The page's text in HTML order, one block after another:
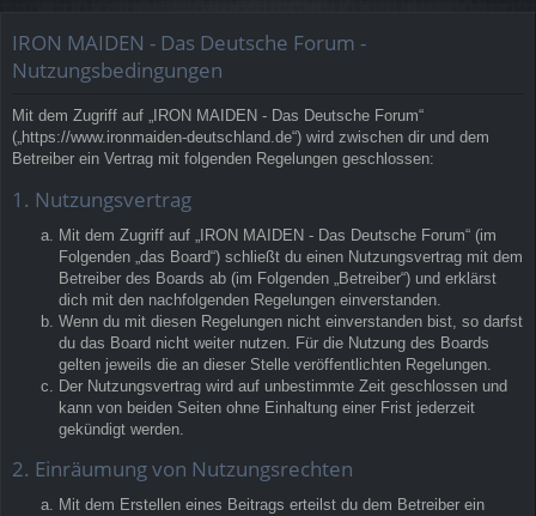
ug
rif
f
IRON MAIDEN - Das Deutsche Forum -
Nutzungsbedingungen
Mit dem Zugriff auf „IRON MAIDEN - Das Deutsche Forum“
(„https://www.ironmaiden-deutschland.de“) wird zwischen dir und dem
Betreiber ein Vertrag mit folgenden Regelungen geschlossen:
1. Nutzungsvertrag
Mit dem Zugriff auf „IRON MAIDEN - Das Deutsche Forum“ (im
Folgenden „das Board“) schließt du einen Nutzungsvertrag mit dem
Betreiber des Boards ab (im Folgenden „Betreiber“) und erklärst
dich mit den nachfolgenden Regelungen einverstanden.
Wenn du mit diesen Regelungen nicht einverstanden bist, so darfst
du das Board nicht weiter nutzen. Für die Nutzung des Boards
gelten jeweils die an dieser Stelle veröffentlichten Regelungen.
Der Nutzungsvertrag wird auf unbestimmte Zeit geschlossen und
kann von beiden Seiten ohne Einhaltung einer Frist jederzeit
gekündigt werden.
2. Einräumung von Nutzungsrechten
Mit dem Erstellen eines Beitrags erteilst du dem Betreiber ein